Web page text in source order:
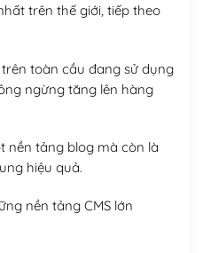
trên thế giới, tiếp theo
toàn cầu đang sử dụng
ngừng tăng lên hàng
nền tảng blog mà còn là
hiệu quả.
nền tảng CMS lớn